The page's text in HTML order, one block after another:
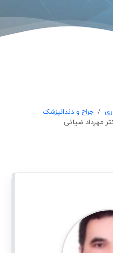
جراح و دندانپزشک
مهرداد ضیائی